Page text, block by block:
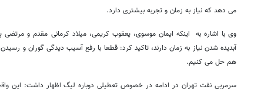
می دهد که نیاز به زمان و تجربه بیشتری دارد.
آبدیده شدن نیاز به زمان دارند، تاکید کرد: قطعا با رفع آسیب دیدگی گوران و
هم حل می کنیم.
سرمربی نفت تهران در ادامه در خصوص تعطیلی دوباره لیگ اظهار داشت: این